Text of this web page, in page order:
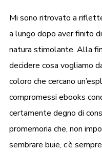
Mi sono ritrovato a
a lungo dopo aver finito
natura stimolante. Alla
decidere cosa vogliamo
coloro che cercano
compromessi ebooks
certamente degno di
promemoria che, non
sembrare buie, c’è